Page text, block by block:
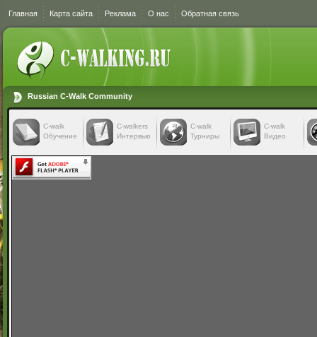
Главная Карта сайта Реклама О нас Обратная связь
Russian C-Walk Community
C-walk
Обучение
C-walkers
Интервью
С-walk
Турниры
С-walk
Видео